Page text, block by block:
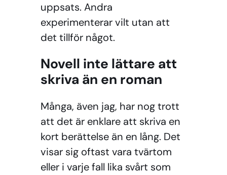
uppsats. Andra
experimenterar vilt utan att
det tillför något.
Novell inte lättare att
skriva än en roman
Många, även jag, har nog trott
att det är enklare att skriva en
kort berättelse än en lång. Det
visar sig oftast vara tvärtom
eller i varje fall lika svårt som